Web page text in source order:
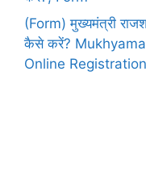
(Form) मुख्यमंत्री
कैसे करें?
Online Registration